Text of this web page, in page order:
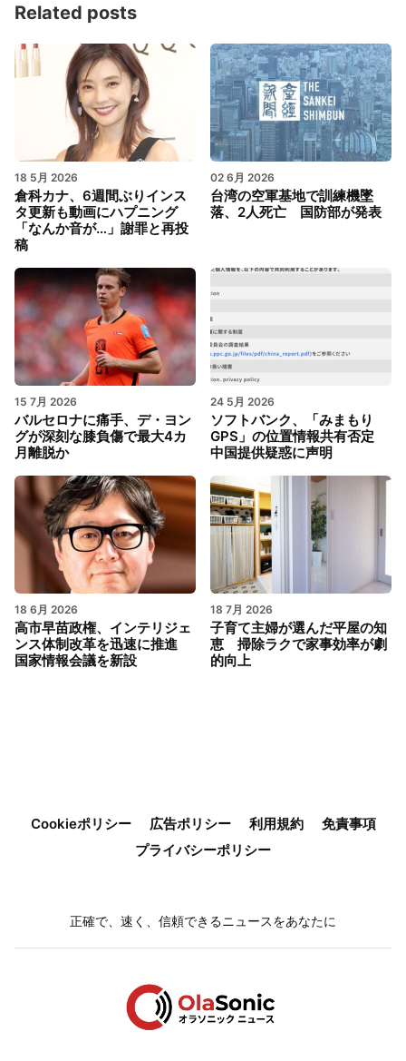
Related posts
18 5月 2026
倉科カナ、6週間ぶりインス
タ更新も動画にハプニング
「なんか音が…」謝罪と再投
稿
02 6月 2026
台湾の空軍基地で訓練機墜
落、2人死亡 国防部が発表
15 7月 2026
バルセロナに痛手、デ・ヨン
グが深刻な膝負傷で最大4カ
月離脱か
24 5月 2026
ソフトバンク、「みまもり
GPS」の位置情報共有否定
中国提供疑惑に声明
18 6月 2026
高市早苗政権、インテリジェ
ンス体制改革を迅速に推進
国家情報会議を新設
18 7月 2026
子育て主婦が選んだ平屋の知
恵 掃除ラクで家事効率が劇
的向上
Cookieポリシー 広告ポリシー 利用規約
免責事項
プライバシーポリシー
正確で、速く、信頼できるニュースをあなたに